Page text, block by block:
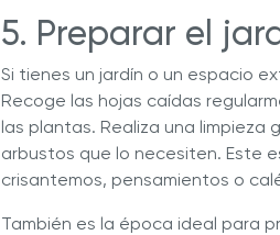
5. Preparar el
Si tienes un jardín o un espacio
Recoge las hojas caídas
las plantas. Realiza una
arbustos que lo necesiten. Este
crisantemos, pensamientos o
También es la época ideal para